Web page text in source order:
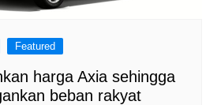
Featured
harga Axia sehingga
beban rakyat